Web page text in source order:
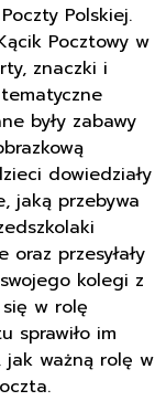
Polskiej.
Pocztowy w
znaczki i
były zabawy
dowiedziały
jaką przebywa
przesyłały
kolegi z
w rolę
sprawiło im
jak ważną rolę w